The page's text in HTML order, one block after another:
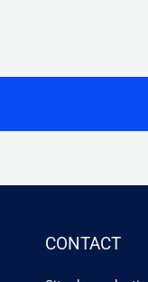
CONTACT